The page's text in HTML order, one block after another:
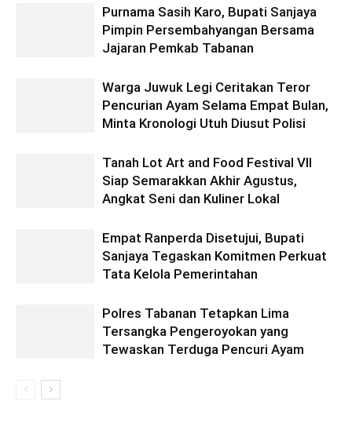
Purnama Sasih Karo, Bupati Sanjaya
Pimpin Persembahyangan Bersama
Jajaran Pemkab Tabanan
Warga Juwuk Legi Ceritakan Teror
Pencurian Ayam Selama Empat Bulan,
Minta Kronologi Utuh Diusut Polisi
Tanah Lot Art and Food Festival VII
Siap Semarakkan Akhir Agustus,
Angkat Seni dan Kuliner Lokal
Empat Ranperda Disetujui, Bupati
Sanjaya Tegaskan Komitmen Perkuat
Tata Kelola Pemerintahan
Polres Tabanan Tetapkan Lima
Tersangka Pengeroyokan yang
Tewaskan Terduga Pencuri Ayam